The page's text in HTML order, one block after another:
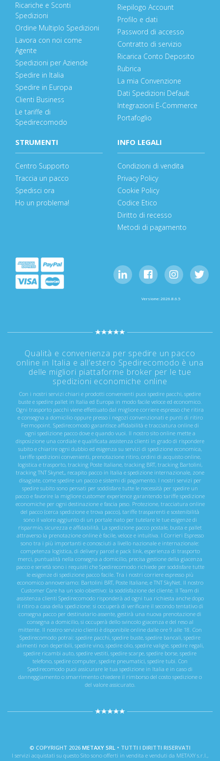
Ricariche e Sconti
Spedizioni
Ordine Multiplo Spedizioni
Lavora con noi come
Agente
Spedizioni per Aziende
Spedire in Italia
Spedire in Europa
Clienti Business
Le tariffe di
Spedirecomodo
Riepilogo Account
Profilo e dati
Password di accesso
Contratto di servizio
Ricarica Conto Deposito
Rubrica
La mia Convenzione
Dati Spedizioni Default
Integrazioni E-Commerce
Portafoglio
STRUMENTI
Centro Supporto
Traccia un pacco
Spedisci ora
Ho un problema!
INFO LEGALI
Condizioni di vendita
Privacy Policy
Cookie Policy
Codice Etico
Diritto di recesso
Metodi di pagamento
Versione: 2026.8.6.5
Qualità e convenienza per spedire un pacco
online in Italia e all’estero Spedirecomodo è una
delle migliori piattaforme broker per le tue
spedizioni economiche online
Con i nostri servizi chiari e prodotti convenienti puoi spedire pacchi, spedire
buste e spedire pallet in Italia ed Europa in modo facile veloce ed economico.
Ogni trasporto pacchi viene effettuato dal migliore corriere espresso che ritira
e consegna a domicilio oppure presso i negozi convenzionati e punti di ritiro
Fermopoint. Spedirecomodo garantisce affidabilità e tracciatura online di
ogni spedizione pacco dove e quando vuoi. Il nostro sito online mette a
disposizione una cordiale e qualificata assistenza clienti in grado di rispondere
subito e chiarire ogni dubbio ed esigenza su servizi di spedizione economica,
tariffe spedizioni convenienti, prenotazione ritiro, ordini di acquisto online,
logistica e trasporto, tracking Poste Italiane, tracking BRT, tracking Bartolini,
tracking TNT Skynet,, recapito pacco in Italia e spedizione internazionale, zone
disagiate, come spedire un pacco e sistemi di pagamento. I nostri servizi per
spedire subito sono pensati per soddisfare tutte le necessità per spedire un
pacco e favorire la migliore customer experience garantendo tariffe spedizione
economiche per ogni destinazione e fascia peso. Protezione, tracciatura online
del pacco (cerca spedizione e trova pacco), tariffe trasparenti e sostenibilità
sono il valore aggiunto di un portale nato per tutelare le tue esigenze di
risparmio, sicurezza e affidabilità. La spedizione pacco postale, busta e pallet
attraverso la prenotazione online è facile, veloce e intuitiva. I Corrieri Espresso
sono tra i più importanti e conosciuti a livello nazionale e internazionale:
competenza logistica, di delivery parcel e pack link, esperienza di trasporto
merci, puntualità nella consegna a domicilio, precisa gestione della giacenza
pacco e serietà sono i requisiti che Spedirecomodo richiede per soddisfare tutte
le esigenze di spedizione pacco facile. Tra i nostri corriere espresso più
economico annoveriamo: Bartolini BRT, Poste Italiane, e TNT SkyNet. Il nostro
Customer Care ha un solo obiettivo: la soddisfazione del cliente. Il Team di
assistenza clienti Spedirecomodo risponderà ad ogni tua richiesta anche dopo
il ritiro a casa della spedizione: si occuperà di verificare il secondo tentativo di
consegna pacco per destinatario assente, gestirà una nuova prenotazione di
consegna a domicilio, si occuperà dello svincolo giacenza e del reso al
mittente. Il nostro servizio clienti è disponibile online dalle ore 9 alle 18. Con
Spedirecomodo potrai: spedire pacchi, spedire buste, spedire bancali, spedire
alimenti non deperibili, spedire vino, spedire olio, spedire valigie, spedire regali,
spedire ricambi auto, spedire vestiti, spedire scarpe, spedire borse, spedire
telefono, spedire computer, spedire pneumatici, spedire tubi. Con
Spedirecomodo puoi assicurare le tua spedizione in Italia e in caso di
danneggiamento o smarrimento chiedere il rimborso del costo spedizione o
del valore assicurato.
© COPYRIGHT 2026 METAXY SRL • TUTTI I DIRITTI RISERVATI
I servizi acquistati su questo Sito sono offerti in vendita e venduti da METAXY s.r.l.,